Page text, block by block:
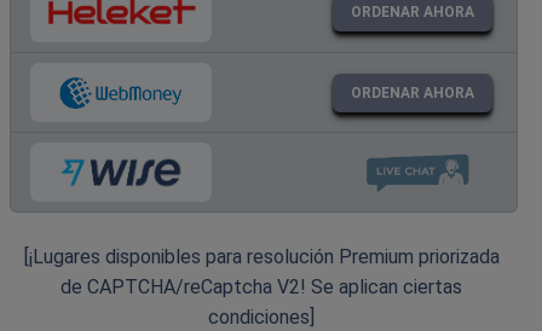
ORDENAR AHORA
ORDENAR AHORA
[¡Lugares disponibles para resolución Premium priorizada
de CAPTCHA/reCaptcha V2! Se aplican ciertas
condiciones]